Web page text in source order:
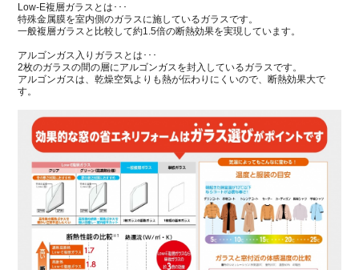
Low-E複層ガラスとは･･･
特殊金属膜を室内側のガラスに施しているガラスです。
一般複層ガラスと比較して約1.5倍の断熱効果を実現しています。
アルゴンガス入りガラスとは･･･
2枚のガラスの間の層にアルゴンガスを封入しているガラスです。
アルゴンガスは、乾燥空気よりも熱が伝わりにくいので、断熱効果大で
す。